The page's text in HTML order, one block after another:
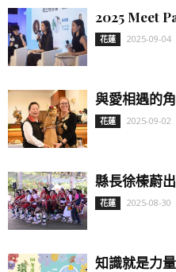
2025 Meet
花蓮 2025-09-04
與愛相遇的
花蓮 2025-09-02
縣長徐榛蔚
花蓮 2025-08-30
知識就是力